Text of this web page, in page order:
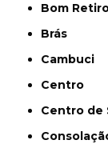
Bom
Brás
Cambuci
Centro
Centro